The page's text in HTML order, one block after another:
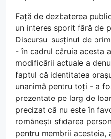
Față de dezbaterea
un interes sporit fără de
Discursul susținut de
- în cadrul căruia acesta
modificării actuale a
faptul că identitatea
unanimă pentru toți - a
prezentate pe larg de
precizat că nu este în
românești sfidarea
pentru membrii acesteia,